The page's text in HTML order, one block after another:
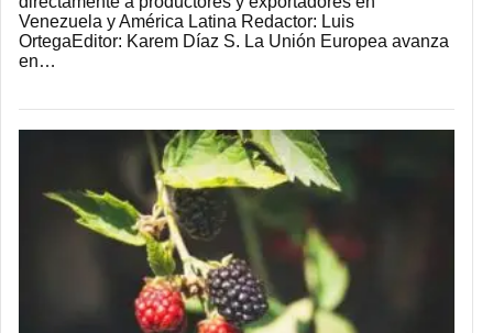
Venezuela y América Latina Redactor: Luis
OrtegaEditor: Karem Díaz S. La Unión Europea avanza
en…